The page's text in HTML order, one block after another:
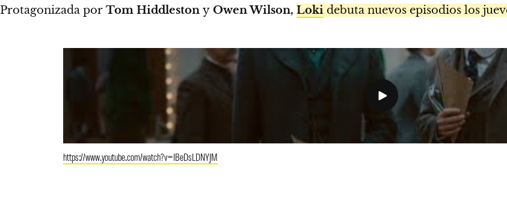
Protagonizada por Tom Hiddleston y Owen Wilson, Loki debuta nuevos episodios los
https://www.youtube.com/watch?v=IBeDsLDNYJM